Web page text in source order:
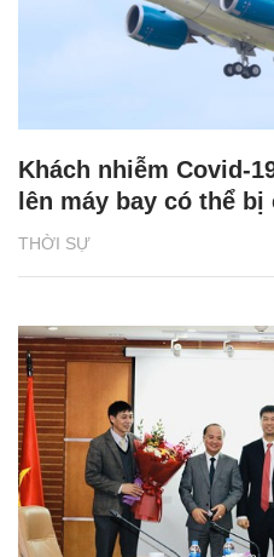
THỜI SỰ
Khách nhiễm Covid-
lên máy bay có thể